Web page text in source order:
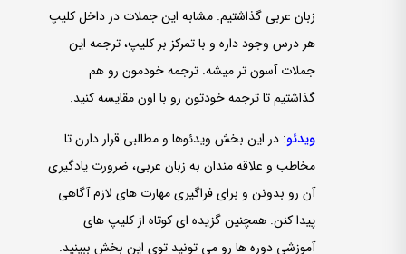
زبان عربی گذاشتیم. مشابه این جملات در داخل کلیپ
هر درس وجود داره و با تمرکز بر کلیپ، ترجمه این
جملات آسون ­تر میشه. ترجمه خودمون رو هم
گذاشتیم تا ترجمه خودتون رو با اون مقایسه کنید.
ویدئو: در این بخش ویدئوها و مطالبی قرار دارن تا
مخاطب و علاقه­ مندان به زبان عربی، ضرورت یادگیری
آن رو بدونن و برای فراگیری مهارت­ های لازم آگاهی
پیدا کنن. همچنین گزیده ای کوتاه از کلیپ ­های
آموزشی دوره ­ها رو می تونید توی این بخش ببینید.